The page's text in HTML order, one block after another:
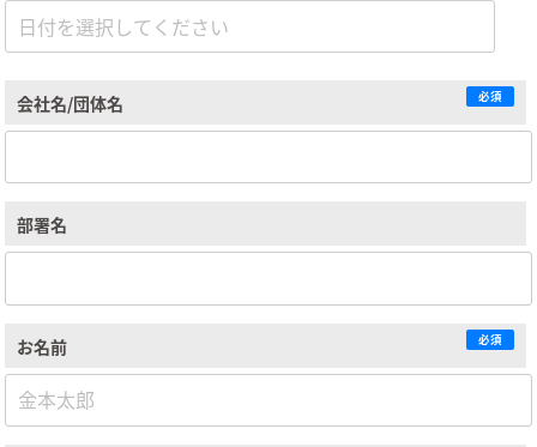
会社名/団体名 必須
部署名
お名前 必須